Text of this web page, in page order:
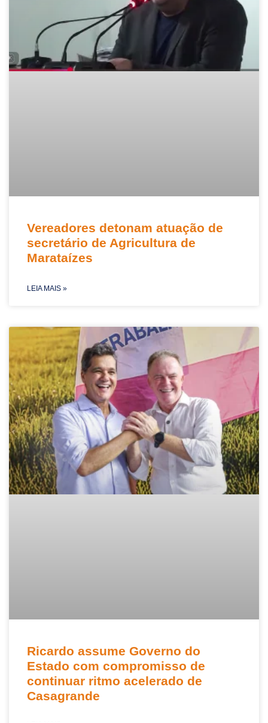
Vereadores detonam atuação de
secretário de Agricultura de
Marataízes
LEIA MAIS »
Ricardo assume Governo do
Estado com compromisso de
continuar ritmo acelerado de
Casagrande